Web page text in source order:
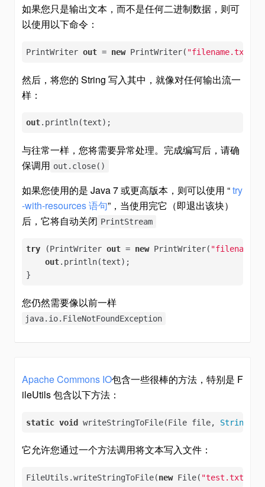
如果您只是输出文本，而不是任何二进制数据，则可
以使用以下命令：
PrintWriter out = new PrintWriter( "filename.txt"
然后，将您的 String 写入其中，就像对任何输出流一
样：
out.println(text);
与往常一样，您将需要异常处理。完成编写后，请确
保调用 out.close()
如果您使用的是 Java 7 或更高版本，则可以使用 “try
-with-resources 语句”，当使用完它（即退出该块）
后，它将自动关闭 PrintStream
try (PrintWriter out = new PrintWriter(
out.println(text);
}
您仍然需要像以前一样
java.io.FileNotFoundException
Apache Commons IO包含一些很棒的方法，特别是 F
ileUtils 包含以下方法：
static void writeStringToFile(File file, String
它允许您通过一个方法调用将文本写入文件：
FileUtils.writeStringToFile(new File( "test.txt"